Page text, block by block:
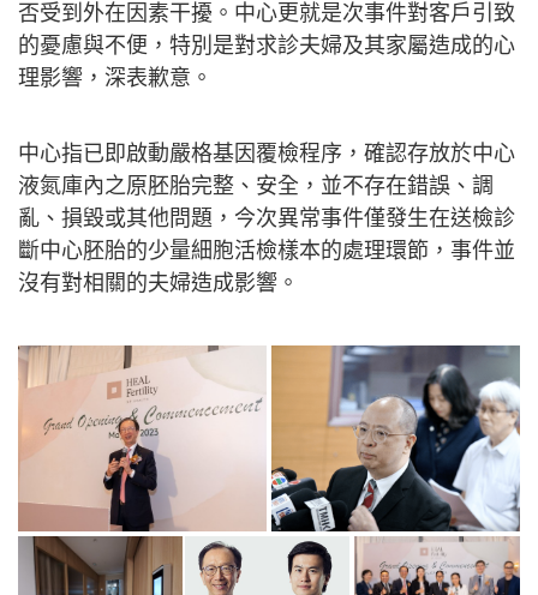
否受到外在因素干擾。中心更就是次事件對客戶引致
的憂慮與不便，特別是對求診夫婦及其家屬造成的心
理影響，深表歉意。
中心指已即啟動嚴格基因覆檢程序，確認存放於中心
液氮庫內之原胚胎完整、安全，並不存在錯誤、調
亂、損毀或其他問題，今次異常事件僅發生在送檢診
斷中心胚胎的少量細胞活檢樣本的處理環節，事件並
沒有對相關的夫婦造成影響。